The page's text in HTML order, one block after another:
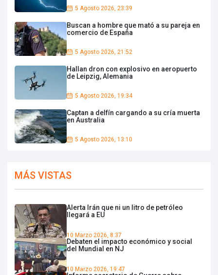
5 Agosto 2026, 23:39
Buscan a hombre que mató a su pareja en
comercio de España
5 Agosto 2026, 21:52
Hallan dron con explosivo en aeropuerto
de Leipzig, Alemania
5 Agosto 2026, 19:34
Captan a delfín cargando a su cría muerta
en Australia
5 Agosto 2026, 13:10
MÁS VISTAS
Alerta Irán que ni un litro de petróleo
llegará a EU
10 Marzo 2026, 8:37
Debaten el impacto económico y social
del Mundial en NJ
10 Marzo 2026, 19:47